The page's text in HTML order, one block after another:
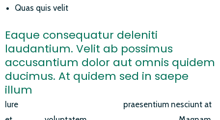
Quas quis velit
Eaque consequatur deleniti
laudantium. Velit ab possimus
accusantium dolor aut omnis quidem
ducimus. At quidem sed in saepe
illum
Iure
praesentium nesciunt at